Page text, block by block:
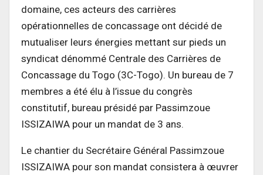
domaine, ces acteurs des carrières
opérationnelles de concassage ont décidé de
mutualiser leurs énergies mettant sur pieds un
syndicat dénommé Centrale des Carrières de
Concassage du Togo (3C-Togo). Un bureau de 7
membres a été élu à l’issue du congrès
constitutif, bureau présidé par Passimzoue
ISSIZAIWA pour un mandat de 3 ans.
Le chantier du Secrétaire Général Passimzoue
ISSIZAIWA pour son mandat consistera à œuvrer